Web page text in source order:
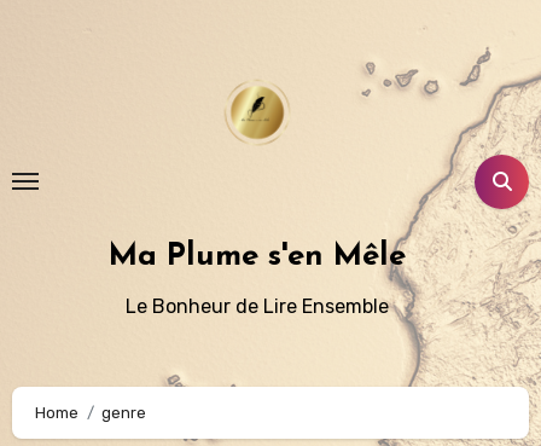
Ma Plume s'en Mêle
Le Bonheur de Lire Ensemble
Home genre